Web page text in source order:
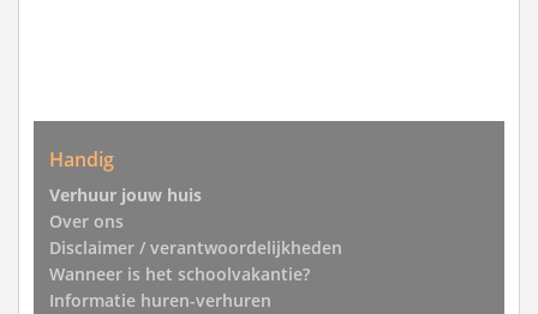
Handig
Verhuur jouw huis
Over ons
Disclaimer / verantwoordelijkheden
Wanneer is het schoolvakantie?
Informatie huren-verhuren